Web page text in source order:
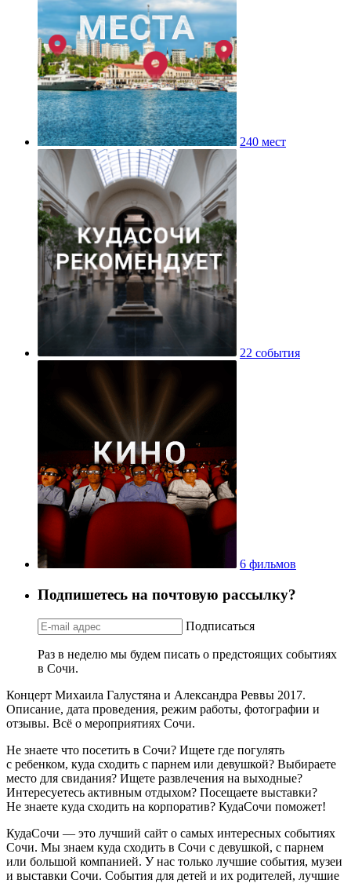
240 мест
22 события
6 фильмов
Подпишетесь на почтовую рассылку?
Подписаться
Раз в неделю мы будем писать о предстоящих событиях
в Сочи.
Концерт Михаила Галустяна и Александра Реввы 2017.
Описание, дата проведения, режим работы, фотографии и
отзывы. Всё о мероприятиях Сочи.
Не знаете что посетить в Сочи? Ищете где погулять
с ребенком, куда сходить с парнем или девушкой? Выбираете
место для свидания? Ищете развлечения на выходные?
Интересуетесь активным отдыхом? Посещаете выставки?
Не знаете куда сходить на корпоратив? КудаСочи поможет!
КудаСочи — это лучший сайт о самых интересных событиях
Сочи. Мы знаем куда сходить в Сочи с девушкой, с парнем
или большой компанией. У нас только лучшие события, музеи
и выставки Сочи. События для детей и их родителей, лучшие